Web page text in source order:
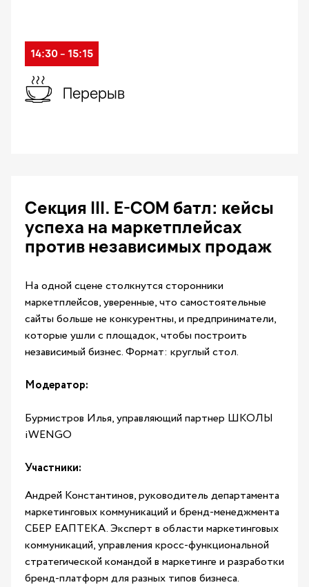
14:30 – 15:15
Перерыв
Секция III. E-COM батл: кейсы
успеха на маркетплейсах
против независимых продаж
На одной сцене столкнутся сторонники
маркетплейсов, уверенные, что самостоятельные
сайты больше не конкурентны, и предприниматели,
которые ушли с площадок, чтобы построить
независимый бизнес. Формат: круглый стол.
Модератор:
Бурмистров Илья, управляющий партнер ШКОЛЫ
iWENGO
Участники:
Андрей Константинов, руководитель департамента
маркетинговых коммуникаций и бренд-менеджмента
СБЕР ЕАПТЕКА. Эксперт в области маркетинговых
коммуникаций, управления кросс-функциональной
стратегической командой в маркетинге и разработки
бренд-платформ для разных типов бизнеса.